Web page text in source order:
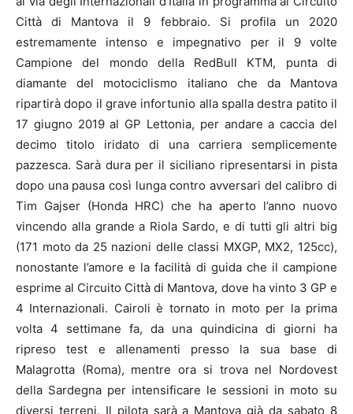
Città di Mantova il 9 febbraio. Si profila un 2020
estremamente intenso e impegnativo per il 9 volte
Campione del mondo della RedBull KTM, punta di
diamante del motociclismo italiano che da Mantova
ripartirà dopo il grave infortunio alla spalla destra patito il
17 giugno 2019 al GP Lettonia, per andare a caccia del
decimo titolo iridato di una carriera semplicemente
pazzesca. Sarà dura per il siciliano ripresentarsi in pista
dopo una pausa così lunga contro avversari del calibro di
Tim Gajser (Honda HRC) che ha aperto l’anno nuovo
vincendo alla grande a Riola Sardo, e di tutti gli altri big
(171 moto da 25 nazioni delle classi MXGP, MX2, 125cc),
nonostante l’amore e la facilità di guida che il campione
esprime al Circuito Città di Mantova, dove ha vinto 3 GP e
4 Internazionali. Cairoli è tornato in moto per la prima
volta 4 settimane fa, da una quindicina di giorni ha
ripreso test e allenamenti presso la sua base di
Malagrotta (Roma), mentre ora si trova nel Nordovest
della Sardegna per intensificare le sessioni in moto su
diversi terreni. Il pilota sarà a Mantova già da sabato 8